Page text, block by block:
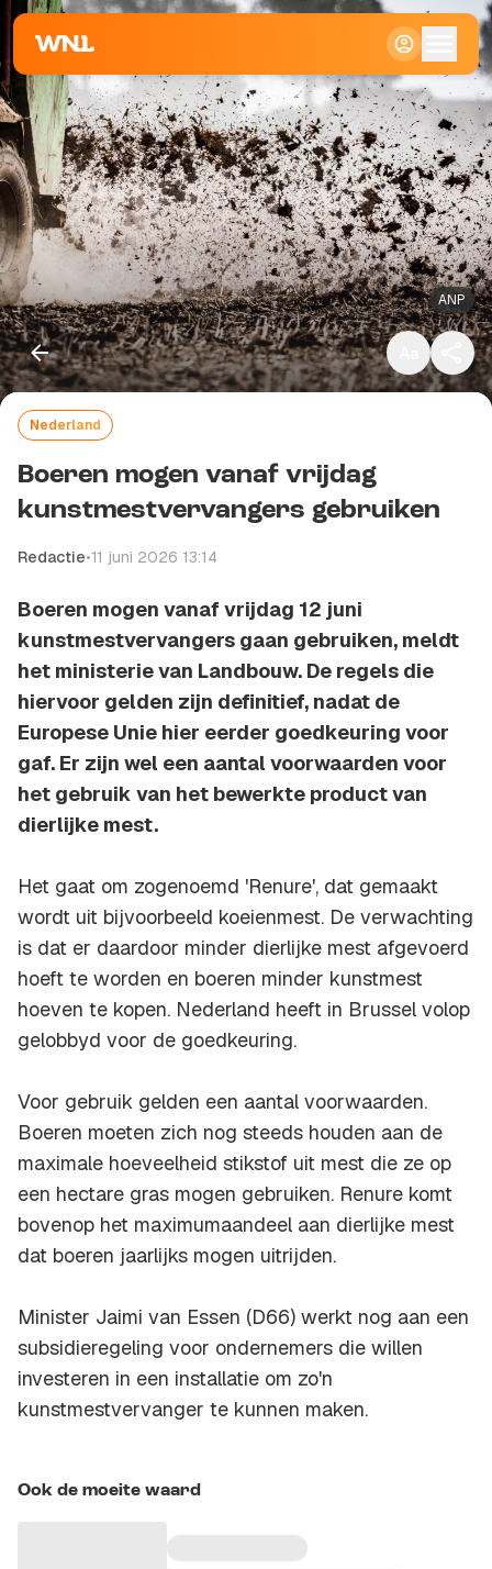
ANP
Klein
Standaard
Groot
Nederland
Boeren mogen vanaf vrijdag
kunstmestvervangers gebruiken
Redactie•11 juni 2026 13:14
Boeren mogen vanaf vrijdag 12 juni
kunstmestvervangers gaan gebruiken, meldt
het ministerie van Landbouw. De regels die
hiervoor gelden zijn definitief, nadat de
Europese Unie hier eerder goedkeuring voor
gaf. Er zijn wel een aantal voorwaarden voor
het gebruik van het bewerkte product van
dierlijke mest.
Het gaat om zogenoemd 'Renure', dat gemaakt
wordt uit bijvoorbeeld koeienmest. De verwachting
is dat er daardoor minder dierlijke mest afgevoerd
hoeft te worden en boeren minder kunstmest
hoeven te kopen. Nederland heeft in Brussel volop
gelobbyd voor de goedkeuring.
Voor gebruik gelden een aantal voorwaarden.
Boeren moeten zich nog steeds houden aan de
maximale hoeveelheid stikstof uit mest die ze op
een hectare gras mogen gebruiken. Renure komt
bovenop het maximumaandeel aan dierlijke mest
dat boeren jaarlijks mogen uitrijden.
Minister Jaimi van Essen (D66) werkt nog aan een
subsidieregeling voor ondernemers die willen
investeren in een installatie om zo'n
kunstmestvervanger te kunnen maken.
Ook de moeite waard